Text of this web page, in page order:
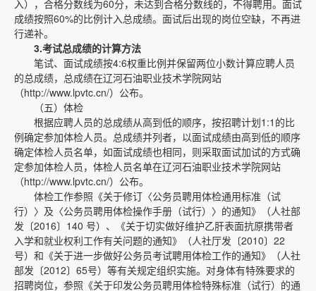
入），合格分数线为60分，未达到合格分数线的，不得聘用。面试
成绩按照60%的比例计入总成绩。面试后出现的岗位空缺，不再进
行递补。
3.考试总成绩的计算方法
笔试、面试成绩按4:6权重比例并保留两位小数计算应聘人员
的总成绩，总成绩在辽河石油职业技术学院网站
（http://www.lpvtc.cn/）公布。
（五）体检
根据应聘人员的总成绩从高到低的顺序，按招聘计划1:1的比
例确定参加体检人员。总成绩并列者，以面试成绩由高到低的顺序
确定体检人员名单，如面试成绩也相同，则采取面试加试的方式确
定参加体检人员，体检人员名单在辽河石油职业技术学院网站
（http://www.lpvtc.cn/）公布。
体检工作参照《关于修订〈公务员聘用体检通用标准（试
行）〉及〈公务员聘用体检操作手册（试行）〉的通知》（人社部
发〔2016〕140 号）、《关于切实做好维护乙肝表面抗原携带者
入学和就业权利工作有关问题的通知》（人社厅发〔2010〕22
号）和《关于进一步做好公务员考试聘用体检工作的通知》（人社
部发〔2012〕65号）等有关规定组织实施。对身体有特殊要求的
招聘岗位，参照《关于印发公务员聘用体检特殊标准（试行）的通